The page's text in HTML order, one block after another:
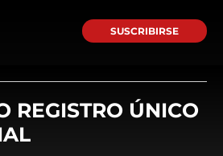
SUSCRIBIRSE
REGISTRO ÚNICO